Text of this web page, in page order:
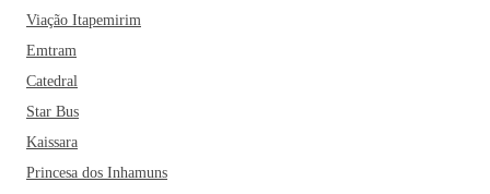
Viação Itapemirim
Emtram
Catedral
Star Bus
Kaissara
Princesa dos Inhamuns